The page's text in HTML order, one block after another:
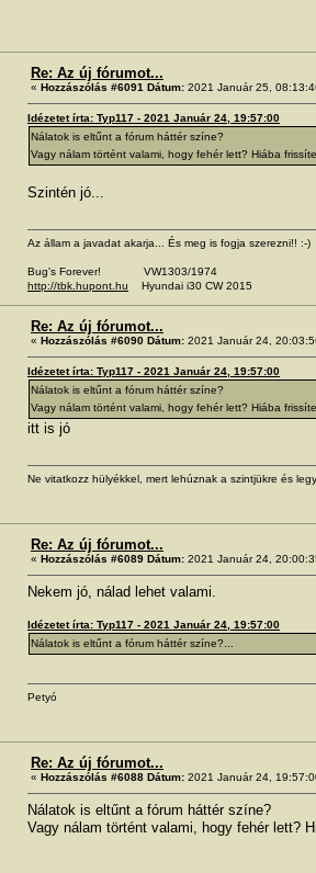
Re: Az új fórumot...
« Hozzászólás #6091 Dátum: 2021 Január 25,
Idézetet írta: Typ117 - 2021 Január 24, 19:57:00
Nálatok is eltűnt a fórum háttér színe?
Vagy nálam történt valami, hogy fehér lett? Hiába
Szintén jó...
Az állam a javadat akarja... És meg is fogja szerezni!! :-)
Bug's Forever! VW1303/1974
http://tbk.hupont.hu Hyundai i30 CW 2015
Re: Az új fórumot...
« Hozzászólás #6090 Dátum: 2021 Január 24,
Idézetet írta: Typ117 - 2021 Január 24, 19:57:00
Nálatok is eltűnt a fórum háttér színe?
Vagy nálam történt valami, hogy fehér lett? Hiába
itt is jó
Ne vitatkozz hülyékkel, mert lehúznak a szintjükre és
Re: Az új fórumot...
« Hozzászólás #6089 Dátum: 2021 Január 24,
Nekem jó, nálad lehet valami.
Idézetet írta: Typ117 - 2021 Január 24, 19:57:00
Nálatok is eltűnt a fórum háttér színe?...
Petyó
Re: Az új fórumot...
« Hozzászólás #6088 Dátum: 2021 Január 24,
Nálatok is eltűnt a fórum háttér színe?
Vagy nálam történt valami, hogy fehér lett?